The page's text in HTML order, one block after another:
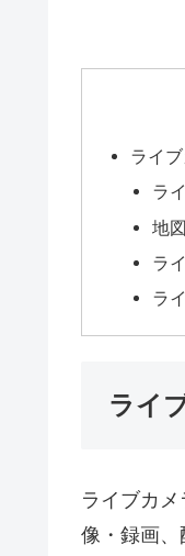
ライ
ラ
地図
ラ
ラ
ライ
ライブカ
像・録画、